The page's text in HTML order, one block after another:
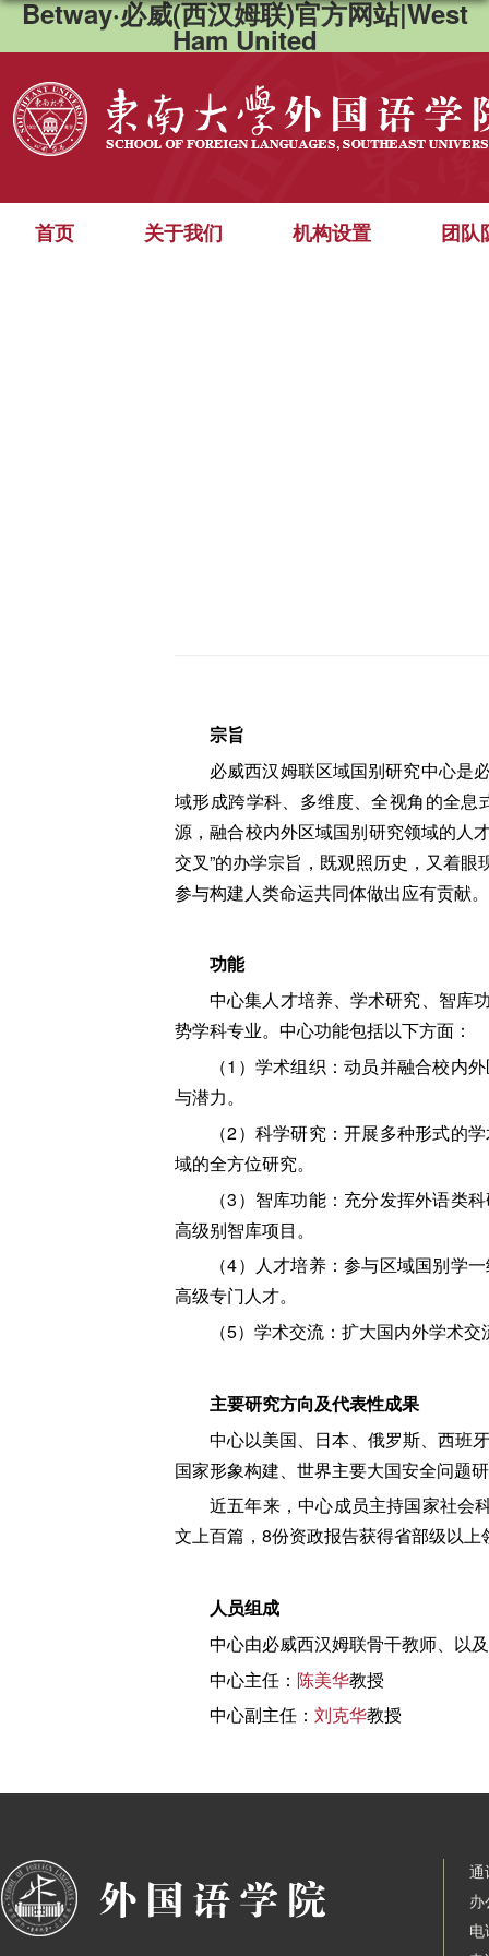
Betway·必威(西汉姆联)官方网站|West
Ham United
首页 关于我们 机构设置 团队
宗旨
必威西汉姆联区域国别研究中心是
域形成跨学科、多维度、全视角的全
源，融合校内外区域国别研究领域的人
交叉”的办学宗旨，既观照历史，又着
参与构建人类命运共同体做出应有贡献。
功能
中心集人才培养、学术研究、智库
势学科专业。中心功能包括以下方面：
（1）学术组织：动员并融合校内
与潜力。
（2）科学研究：开展多种形式的
域的全方位研究。
（3）智库功能：充分发挥外语类
高级别智库项目。
（4）人才培养：参与区域国别学
高级专门人才。
（5）学术交流：扩大国内外学术
主要研究方向及代表性成果
中心以美国、日本、俄罗斯、西班
国家形象构建、世界主要大国安全问题
近五年来，中心成员主持国家社会
文上百篇，8份资政报告获得省部级以上
人员组成
中心由必威西汉姆联骨干教师、以
中心主任： 陈美华教授
中心副主任： 刘克华教授
通